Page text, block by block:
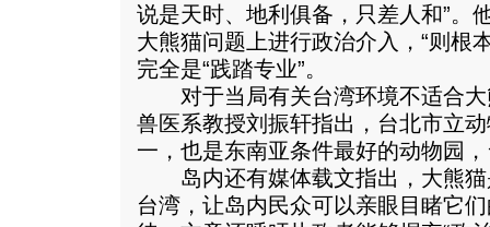
说是天时、地利俱备，只差人和”。
大熊猫问题上进行政治介入，“则根
完全是“践踏专业”。
对于当局有关台湾环境不适合大
兽医系教授刘振轩指出，台北市立
一，也是东南亚条件最好的动物园
岛内还有媒体载文指出，大熊猫
台湾，让岛内民众可以亲眼目睹它